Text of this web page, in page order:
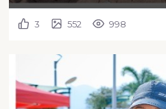
3 552 998